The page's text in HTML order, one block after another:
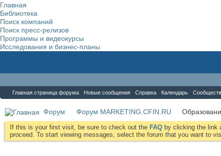
Главная
Библиотека
Поиск компаний
Поиск пресс-релизов
Программы и видеокурсы
Исследования и бизнес-планы
Главная страница форума Новые сообщения Справка Календарь
Форум Форум MARKETING.CFIN.RU
If this is your first visit, be sure to check out the FAQ by clicking the link
proceed. To start viewing messages, select the forum that you want to